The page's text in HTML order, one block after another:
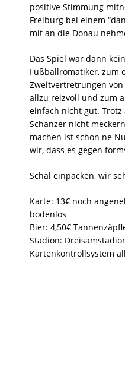
positive Stimmung
Freiburg bei einem
mit an die Donau
Das Spiel war dann
Fußballromatiker, zum
Zweitvertretrungen
allzu reizvoll und zum
einfach nicht gut. Trotz
Schanzer nicht
machen ist schon ne
wir, dass es gegen
Schal einpacken, wir
Karte: 13€ noch
bodenlos
Bier: 4,50€
Stadion:
Kartenkontrollsystem